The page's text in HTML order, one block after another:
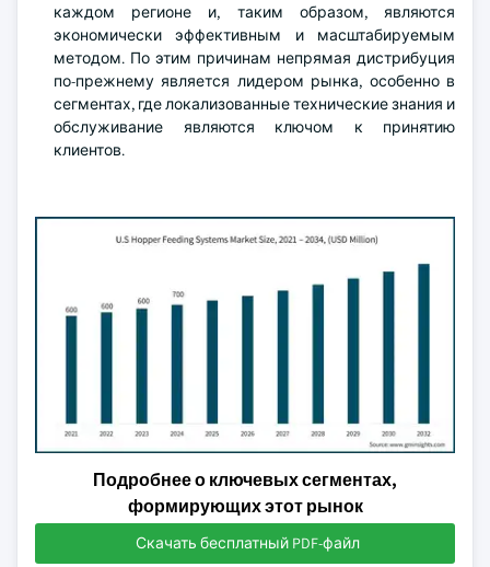
каждом регионе и, таким образом, являются
экономически эффективным и масштабируемым
методом. По этим причинам непрямая дистрибуция
по-прежнему является лидером рынка, особенно в
сегментах, где локализованные технические знания и
обслуживание являются ключом к принятию
клиентов.
Подробнее о ключевых сегментах,
формирующих этот рынок
Скачать бесплатный PDF-файл